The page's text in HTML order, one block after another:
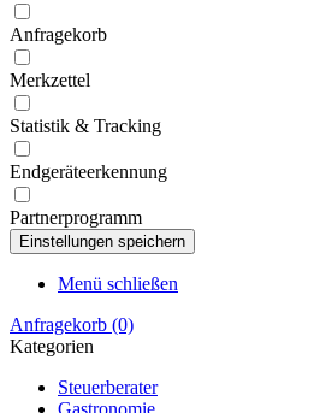
Anfragekorb
Merkzettel
Statistik & Tracking
Endgeräteerkennung
Partnerprogramm
Menü schließen
Anfragekorb (0)
Kategorien
Steuerberater
Gastronomie